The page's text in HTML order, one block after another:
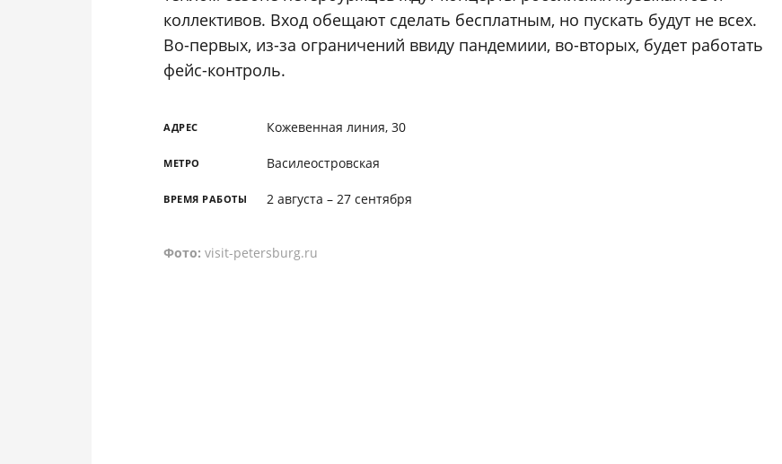
коллективов. Вход обещают сделать бесплатным, но пускать будут не всех.
Во-первых, из-за ограничений ввиду пандемиии, во-вторых, будет работать
фейс-контроль.
АДРЕС Кожевенная линия, 30
МЕТРО Василеостровская
ВРЕМЯ РАБОТЫ 2 августа – 27 сентября
Фото:visit-petersburg.ru